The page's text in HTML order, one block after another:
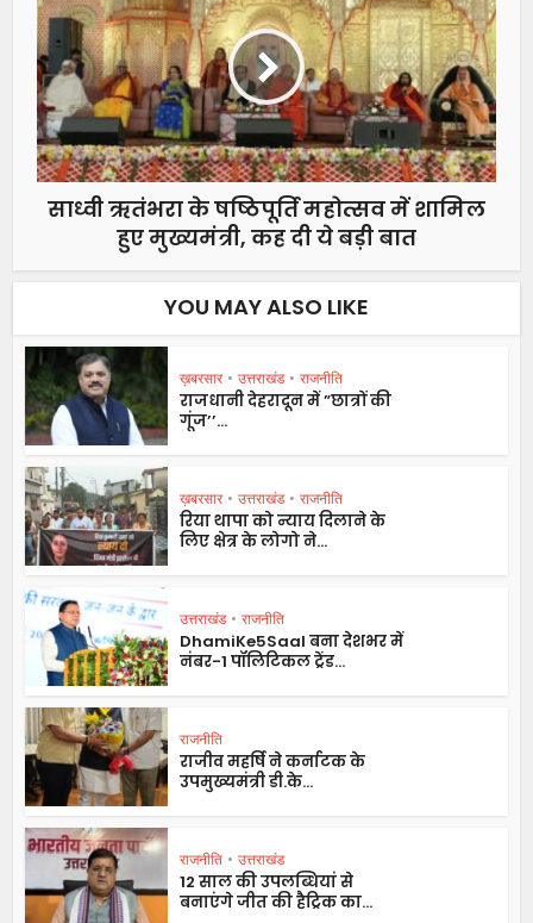
साध्वी ऋतंभरा के षष्ठिपूर्ति महोत्सव में शामिल
हुए मुख्यमंत्री, कह दी ये बड़ी बात
YOU MAY ALSO LIKE
ख़बरसार • उत्तराखंड • राजनीति
राजधानी देहरादून में ”छात्रों की
गूंज’’...
ख़बरसार • उत्तराखंड • राजनीति
रिया थापा को न्याय दिलाने के
लिए क्षेत्र के लोगो ने...
उत्तराखंड • राजनीति
DhamiKe5Saal बना देशभर में
नंबर-1 पॉलिटिकल ट्रेंड...
राजनीति
राजीव महर्षि ने कर्नाटक के
उपमुख्यमंत्री डी.के...
राजनीति • उत्तराखंड
12 साल की उपलब्धियां से
बनाएंगे जीत की हैट्रिक का...